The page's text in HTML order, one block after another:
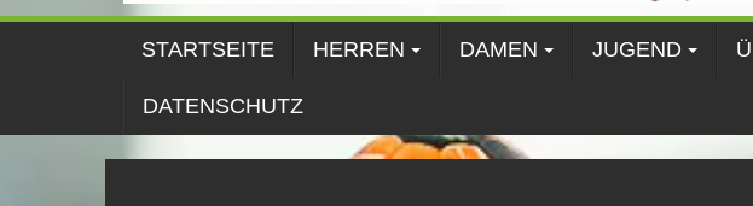
STARTSEITE HERREN DAMEN JUGEND
DATENSCHUTZ